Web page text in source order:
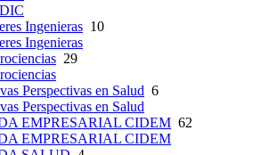
Ingenieras 10
Ingenieras
29
Perspectivas en Salud 6
Perspectivas en Salud
EMPRESARIAL CIDEM 62
EMPRESARIAL CIDEM